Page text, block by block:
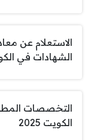
الاستعلام عن
الشهادات في الكويت
التخصصات
الكويت 2025